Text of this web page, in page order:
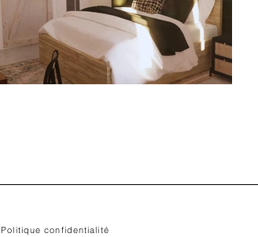
Politique confidentialité